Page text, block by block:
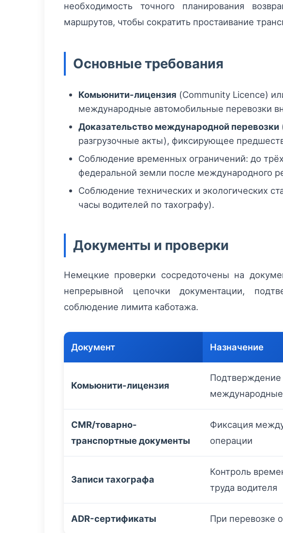
необходимость точного планирования
маршрутов, чтобы сократить простаивание
Основные требования
Комьюнити-лицензия (Community Licence)
международные автомобильные перевозки
Доказательство международной перевозки
разгрузочные акты), фиксирующее
Соблюдение временных ограничений: до
федеральной земли после международного
Соблюдение технических и экологических
часы водителей по тахографу).
Документы и проверки
Немецкие проверки сосредоточены на
непрерывной цепочки документации,
соблюдение лимита каботажа.
Документ Назначение
Комьюнити-лицензия
Подтверждение
международные
CMR/товарно-
транспортные документы
Фиксация
операции
Записи тахографа
Контроль
труда водителя
ADR-сертификаты При перевозке